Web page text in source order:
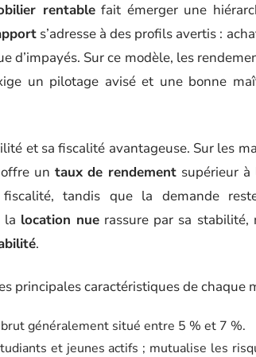
rentablefait émerger une
s’adresse à des profils avertis :
d’impayés. Sur ce modèle, les
un pilotage avisé et une bonne
et sa fiscalité avantageuse. Sur les
un taux de rendement supérieur à
tandis que la demande
la location nue rassure par sa stabilité,
.
principales caractéristiques de chaque
généralement situé entre 5 % et 7 %.
et jeunes actifs ; mutualise les